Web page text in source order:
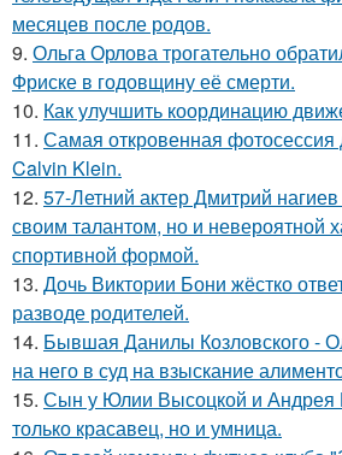
месяцев после родов.
9. Ольга Орлова трогательно
Фриске в годовщину её смерти.
10. Как улучшить координацию
11. Самая откровенная
Calvin Klein.
12. 57-Летний актер Дмитрий
своим талантом, но и невероятной
спортивной формой.
13. Дочь Виктории Бони жёстко
разводе родителей.
14. Бывшая Данилы Козловского -
на него в суд на взыскание
15. Сын у Юлии Высоцкой и Андрея
только красавец, но и умница.